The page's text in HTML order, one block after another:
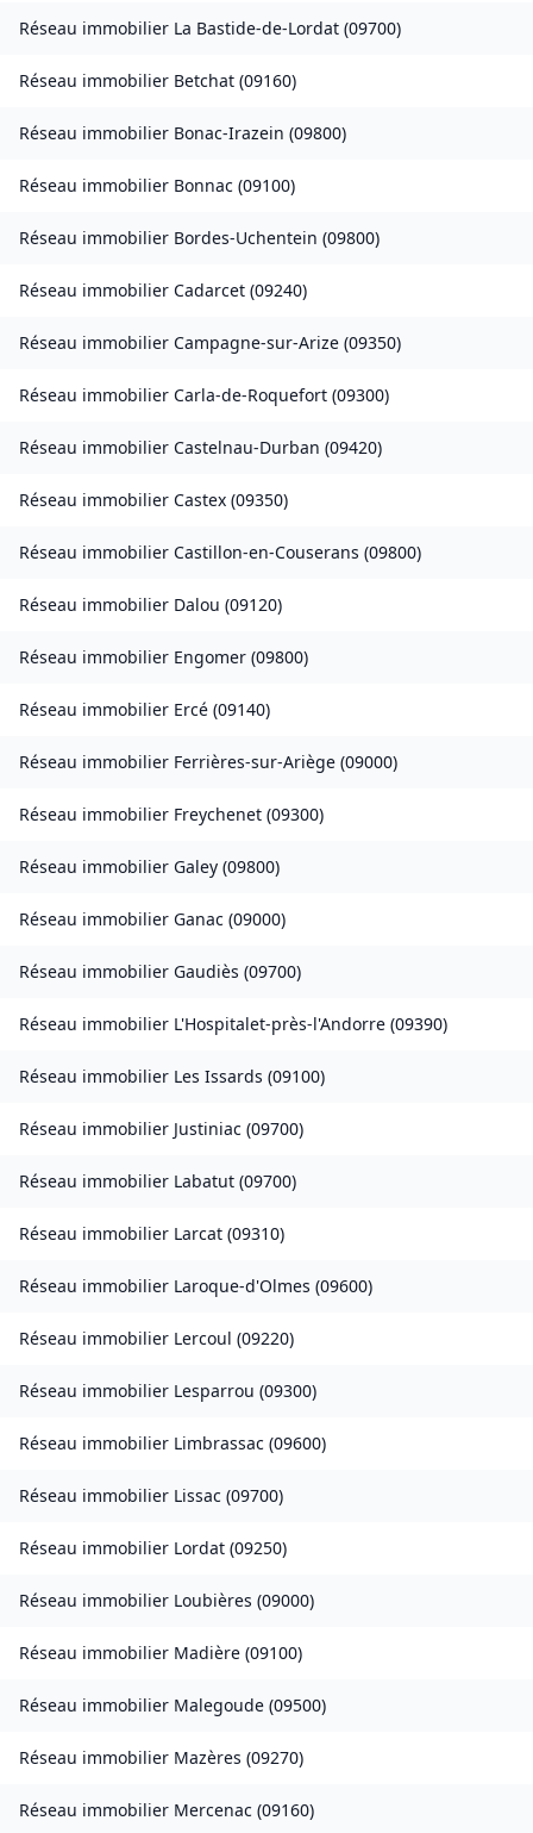
Réseau immobilier La Bastide-de-Lordat (09700)
Réseau immobilier Betchat (09160)
Réseau immobilier Bonac-Irazein (09800)
Réseau immobilier Bonnac (09100)
Réseau immobilier Bordes-Uchentein (09800)
Réseau immobilier Cadarcet (09240)
Réseau immobilier Campagne-sur-Arize (09350)
Réseau immobilier Carla-de-Roquefort (09300)
Réseau immobilier Castelnau-Durban (09420)
Réseau immobilier Castex (09350)
Réseau immobilier Castillon-en-Couserans (09800)
Réseau immobilier Dalou (09120)
Réseau immobilier Engomer (09800)
Réseau immobilier Ercé (09140)
Réseau immobilier Ferrières-sur-Ariège (09000)
Réseau immobilier Freychenet (09300)
Réseau immobilier Galey (09800)
Réseau immobilier Ganac (09000)
Réseau immobilier Gaudiès (09700)
Réseau immobilier L'Hospitalet-près-l'Andorre (09390)
Réseau immobilier Les Issards (09100)
Réseau immobilier Justiniac (09700)
Réseau immobilier Labatut (09700)
Réseau immobilier Larcat (09310)
Réseau immobilier Laroque-d'Olmes (09600)
Réseau immobilier Lercoul (09220)
Réseau immobilier Lesparrou (09300)
Réseau immobilier Limbrassac (09600)
Réseau immobilier Lissac (09700)
Réseau immobilier Lordat (09250)
Réseau immobilier Loubières (09000)
Réseau immobilier Madière (09100)
Réseau immobilier Malegoude (09500)
Réseau immobilier Mazères (09270)
Réseau immobilier Mercenac (09160)